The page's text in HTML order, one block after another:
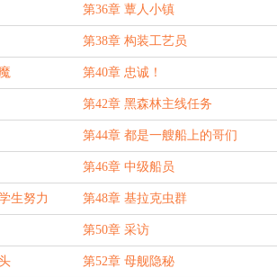
第36章 蕈人小镇
第38章 构装工艺员
第40章 忠诚！
第42章 黑森林主线任务
第44章 都是一艘船上的哥们
第46章 中级船员
生努力 第48章 基拉克虫群
第50章 采访
第52章 母舰隐秘